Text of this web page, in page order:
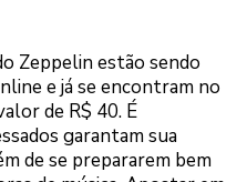
Zeppelin estão sendo
e já se encontram no
de R$ 40. É
garantam sua
de se prepararem bem